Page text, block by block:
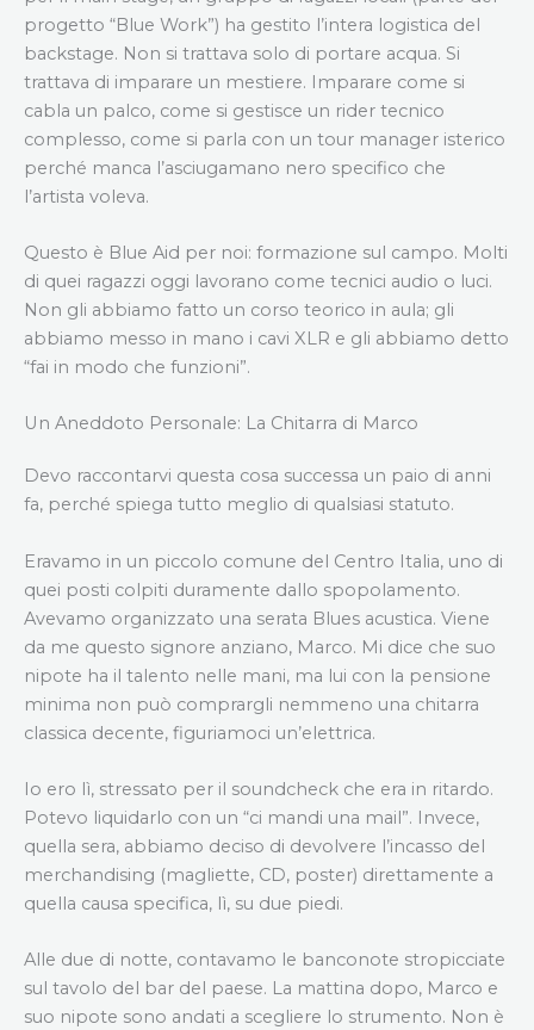
progetto “Blue Work”) ha gestito l’intera logistica del
backstage. Non si trattava solo di portare acqua. Si
trattava di imparare un mestiere. Imparare come si
cabla un palco, come si gestisce un rider tecnico
complesso, come si parla con un tour manager isterico
perché manca l’asciugamano nero specifico che
l’artista voleva.
Questo è Blue Aid per noi: formazione sul campo. Molti
di quei ragazzi oggi lavorano come tecnici audio o luci.
Non gli abbiamo fatto un corso teorico in aula; gli
abbiamo messo in mano i cavi XLR e gli abbiamo detto
“fai in modo che funzioni”.
Un Aneddoto Personale: La Chitarra di Marco
Devo raccontarvi questa cosa successa un paio di anni
fa, perché spiega tutto meglio di qualsiasi statuto.
Eravamo in un piccolo comune del Centro Italia, uno di
quei posti colpiti duramente dallo spopolamento.
Avevamo organizzato una serata Blues acustica. Viene
da me questo signore anziano, Marco. Mi dice che suo
nipote ha il talento nelle mani, ma lui con la pensione
minima non può comprargli nemmeno una chitarra
classica decente, figuriamoci un’elettrica.
Io ero lì, stressato per il soundcheck che era in ritardo.
Potevo liquidarlo con un “ci mandi una mail”. Invece,
quella sera, abbiamo deciso di devolvere l’incasso del
merchandising (magliette, CD, poster) direttamente a
quella causa specifica, lì, su due piedi.
Alle due di notte, contavamo le banconote stropicciate
sul tavolo del bar del paese. La mattina dopo, Marco e
suo nipote sono andati a scegliere lo strumento. Non è